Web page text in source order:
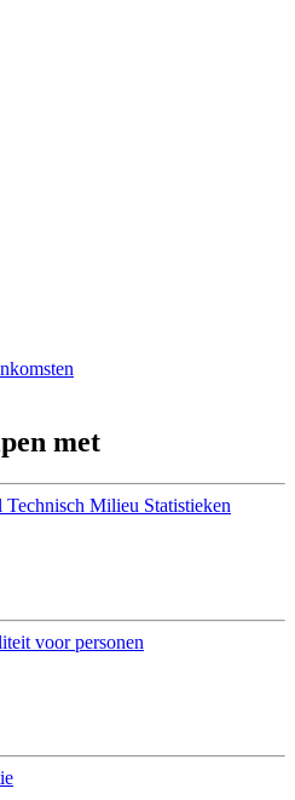
met
Technisch Milieu Statistieken
voor personen